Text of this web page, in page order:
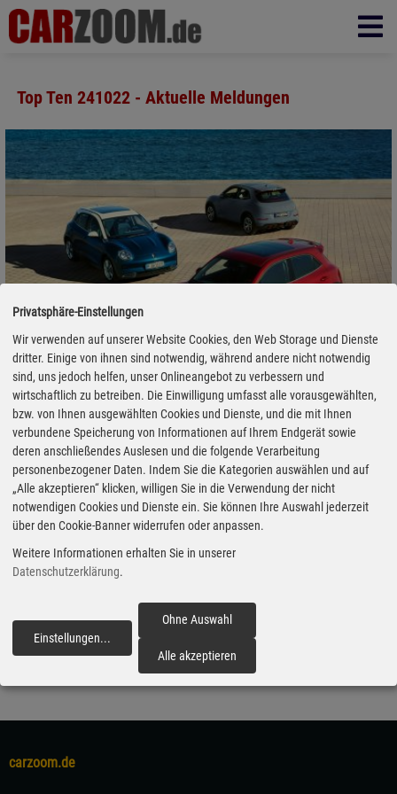
Top Ten 241022 - Aktuelle Meldungen
Die Top Ten bei den Medien der Autoren-Union Mobilität
24.10.2022 - Allein die Pressemappen und Premierentermine
zeigen, dass der Automobilsalon in Paris von den chinesischen
Unternehmen eher als Bühne gesehen wurde als von den
klassischen Automobilanbieter. Vor Corona war Paris neben Tokio
und später Shanghai oder Peking die weltweit wichtige
überlassen die Bühne den chinesischen Anbietern wie Great Wall
Motor und BYD.
carzoom.de
Privatsphäre-Einstellungen
Wir verwenden auf unserer Website Cookies, den Web Storage und Dienste
dritter. Einige von ihnen sind notwendig, während andere nicht notwendig
sind, uns jedoch helfen, unser Onlineangebot zu verbessern und
wirtschaftlich zu betreiben. Die Einwilligung umfasst alle vorausgewählten,
bzw. von Ihnen ausgewählten Cookies und Dienste, und die mit Ihnen
verbundene Speicherung von Informationen auf Ihrem Endgerät sowie
deren anschließendes Auslesen und die folgende Verarbeitung
personenbezogener Daten. Indem Sie die Kategorien auswählen und auf
„Alle akzeptieren“ klicken, willigen Sie in die Verwendung der nicht
notwendigen Cookies und Dienste ein. Sie können Ihre Auswahl jederzeit
über den Cookie-Banner widerrufen oder anpassen.
Weitere Informationen erhalten Sie in unserer
Datenschutzerklärung.
Einstellungen...
Ohne Auswahl
Alle akzeptieren